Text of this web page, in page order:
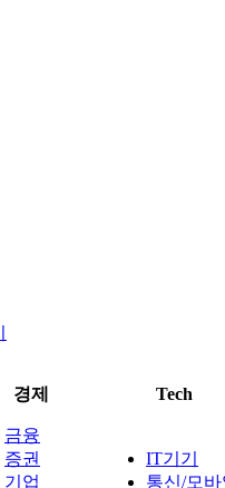
경제 Tech
금융
증권
기업
IT기기
통신/모